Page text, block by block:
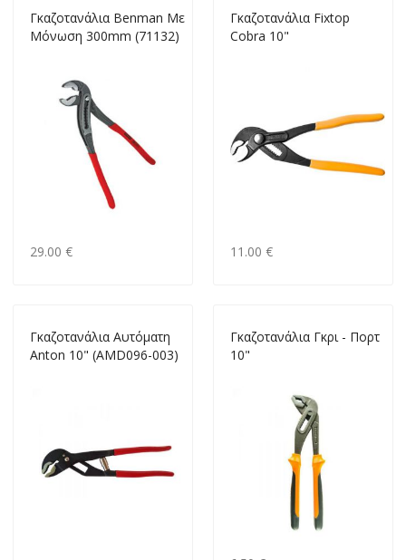
Γκαζοτανάλια Benman Με
Μόνωση 300mm (71132)
29.00 €
Γκαζοτανάλια Fixtop
Cobra 10"
11.00 €
Γκαζοτανάλια Αυτόματη
Anton 10" (AMD096-003)
Γκαζοτανάλια Γκρι - Πορτ
10"